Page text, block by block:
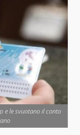
e le svuotano il conto